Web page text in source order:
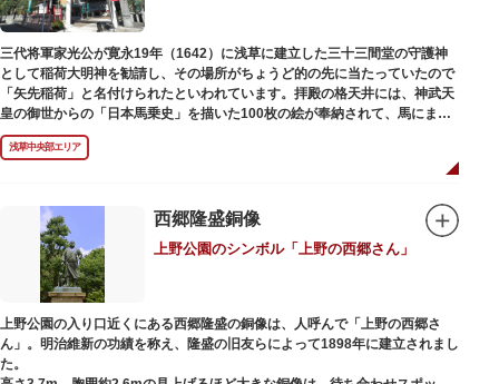
三代将軍家光公が寛永19年（1642）に浅草に建立した三十三間堂の守護神
として稲荷大明神を勧請し、その場所がちょうど的の先に当たっていたので
「矢先稲荷」と名付けられたといわれています。拝殿の格天井には、神武天
皇の御世からの「日本馬乗史」を描いた100枚の絵が奉納されて、馬にまつ
わる歴史が一目瞭然に理解できます。
浅草中央部エリア
西郷隆盛銅像
上野公園のシンボル「上野の西郷さん」
上野公園の入り口近くにある西郷隆盛の銅像は、人呼んで「上野の西郷さ
ん」。明治維新の功績を称え、隆盛の旧友らによって1898年に建立されまし
た。